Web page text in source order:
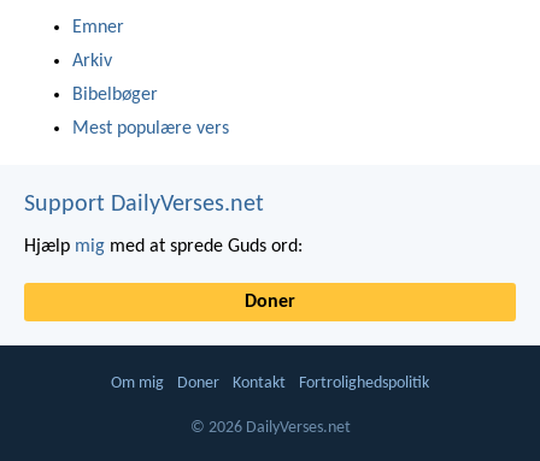
Emner
Arkiv
Bibelbøger
Mest populære vers
Support DailyVerses.net
Hjælp mig med at sprede Guds ord:
Doner
Om mig Doner Kontakt Fortrolighedspolitik
© 2026 DailyVerses.net